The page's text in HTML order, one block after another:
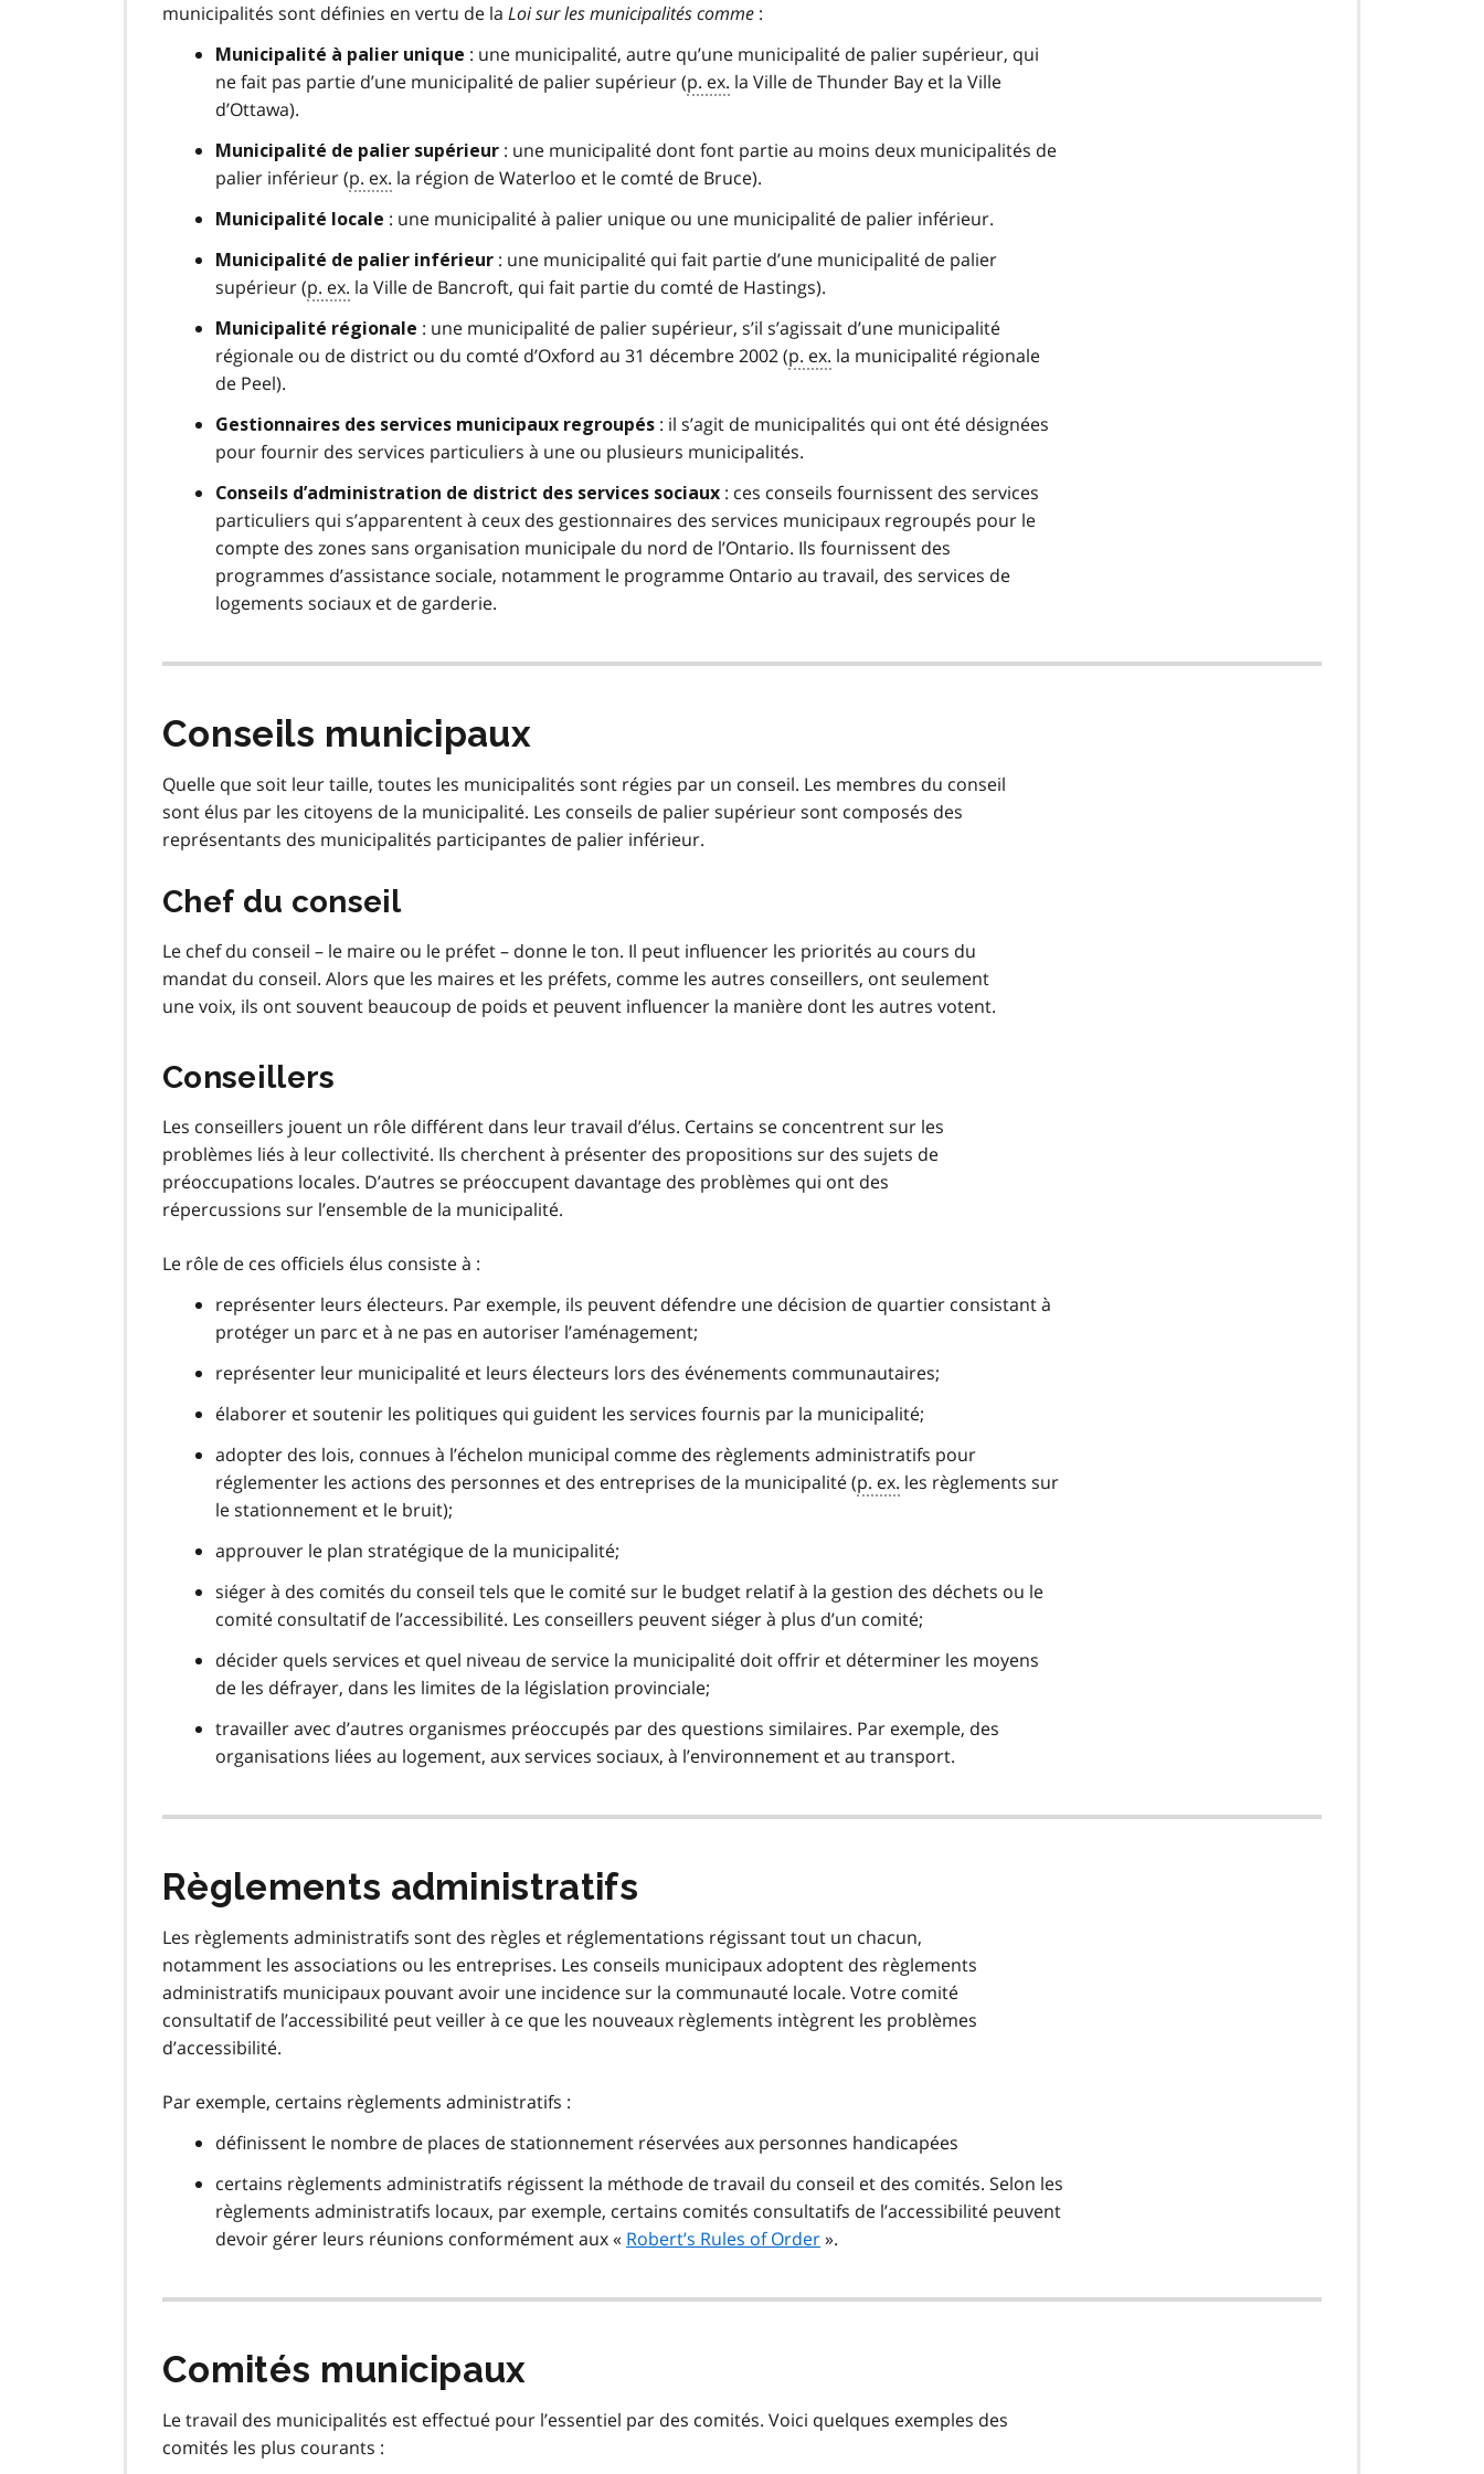
municipalités sont définies en vertu de la Loi sur les municipalités comme :
Municipalité à palier unique : une municipalité, autre qu’une municipalité de palier supérieur, qui
ne fait pas partie d’une municipalité de palier supérieur (p. ex. la Ville de Thunder Bay et la Ville
d’Ottawa).
Municipalité de palier supérieur : une municipalité dont font partie au moins deux municipalités de
palier inférieur (p. ex. la région de Waterloo et le comté de Bruce).
Municipalité locale : une municipalité à palier unique ou une municipalité de palier inférieur.
Municipalité de palier inférieur : une municipalité qui fait partie d’une municipalité de palier
supérieur (p. ex. la Ville de Bancroft, qui fait partie du comté de Hastings).
Municipalité régionale : une municipalité de palier supérieur, s’il s’agissait d’une municipalité
régionale ou de district ou du comté d’Oxford au 31 décembre 2002 (p. ex. la municipalité régionale
de Peel).
Gestionnaires des services municipaux regroupés : il s’agit de municipalités qui ont été désignées
pour fournir des services particuliers à une ou plusieurs municipalités.
Conseils d’administration de district des services sociaux : ces conseils fournissent des services
particuliers qui s’apparentent à ceux des gestionnaires des services municipaux regroupés pour le
compte des zones sans organisation municipale du nord de l’Ontario. Ils fournissent des
programmes d’assistance sociale, notamment le programme Ontario au travail, des services de
logements sociaux et de garderie.
Conseils municipaux
Quelle que soit leur taille, toutes les municipalités sont régies par un conseil. Les membres du conseil
sont élus par les citoyens de la municipalité. Les conseils de palier supérieur sont composés des
représentants des municipalités participantes de palier inférieur.
Chef du conseil
Le chef du conseil – le maire ou le préfet – donne le ton. Il peut influencer les priorités au cours du
mandat du conseil. Alors que les maires et les préfets, comme les autres conseillers, ont seulement
une voix, ils ont souvent beaucoup de poids et peuvent influencer la manière dont les autres votent.
Conseillers
Les conseillers jouent un rôle différent dans leur travail d’élus. Certains se concentrent sur les
problèmes liés à leur collectivité. Ils cherchent à présenter des propositions sur des sujets de
préoccupations locales. D’autres se préoccupent davantage des problèmes qui ont des
répercussions sur l’ensemble de la municipalité.
Le rôle de ces officiels élus consiste à :
représenter leurs électeurs. Par exemple, ils peuvent défendre une décision de quartier consistant à
protéger un parc et à ne pas en autoriser l’aménagement;
représenter leur municipalité et leurs électeurs lors des événements communautaires;
élaborer et soutenir les politiques qui guident les services fournis par la municipalité;
adopter des lois, connues à l’échelon municipal comme des règlements administratifs pour
réglementer les actions des personnes et des entreprises de la municipalité (p. ex. les règlements sur
le stationnement et le bruit);
approuver le plan stratégique de la municipalité;
siéger à des comités du conseil tels que le comité sur le budget relatif à la gestion des déchets ou le
comité consultatif de l’accessibilité. Les conseillers peuvent siéger à plus d’un comité;
décider quels services et quel niveau de service la municipalité doit offrir et déterminer les moyens
de les défrayer, dans les limites de la législation provinciale;
travailler avec d’autres organismes préoccupés par des questions similaires. Par exemple, des
organisations liées au logement, aux services sociaux, à l’environnement et au transport.
Règlements administratifs
Les règlements administratifs sont des règles et réglementations régissant tout un chacun,
notamment les associations ou les entreprises. Les conseils municipaux adoptent des règlements
administratifs municipaux pouvant avoir une incidence sur la communauté locale. Votre comité
consultatif de l’accessibilité peut veiller à ce que les nouveaux règlements intègrent les problèmes
d’accessibilité.
Par exemple, certains règlements administratifs :
définissent le nombre de places de stationnement réservées aux personnes handicapées
certains règlements administratifs régissent la méthode de travail du conseil et des comités. Selon les
règlements administratifs locaux, par exemple, certains comités consultatifs de l’accessibilité peuvent
devoir gérer leurs réunions conformément aux « Robert’s Rules of Order».
Comités municipaux
Le travail des municipalités est effectué pour l’essentiel par des comités. Voici quelques exemples des
comités les plus courants :